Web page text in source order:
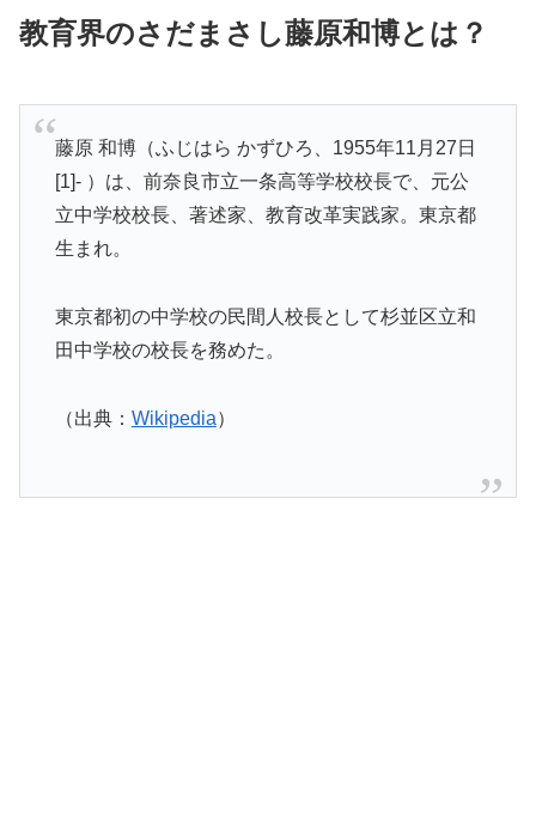
教育界のさだまさし藤原和博とは？
藤原 和博（ふじはら かずひろ、1955年11月27日
[1]- ）は、前奈良市立一条高等学校校長で、元公
立中学校校長、著述家、教育改革実践家。東京都
生まれ。
東京都初の中学校の民間人校長として杉並区立和
田中学校の校長を務めた。
（出典： Wikipedia）